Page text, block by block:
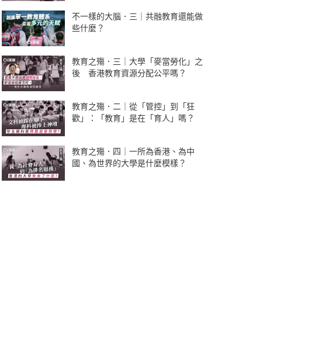
不一樣的大腦．三｜共融教育還能做
些什麼？
教育之殤．三｜大學「麥當勞化」之
後 香港教育資源分配公平嗎？
教育之殤．二｜從「管控」到「狂
歡」：「教育」是在「育人」嗎？
教育之殤．四｜一所為香港、為中
國、為世界的大學是什麼模樣？